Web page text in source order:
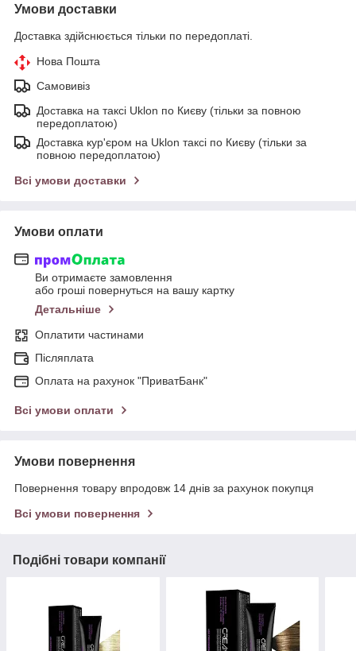
Умови доставки
Доставка здійснюється тільки по передоплаті.
Нова Пошта
Самовивіз
Доставка на таксі Uklon по Києву (тільки за повною
передоплатою)
Доставка кур'єром на Uklon таксі по Києву (тільки за
повною передоплатою)
Всі умови доставки
Умови оплати
Ви отримаєте замовлення
або гроші повернуться на вашу картку
Детальніше
Оплатити частинами
Післяплата
Оплата на рахунок "ПриватБанк"
Всі умови оплати
Умови повернення
Повернення товару впродовж 14 днів за рахунок покупця
Всі умови повернення
Подібні товари компанії